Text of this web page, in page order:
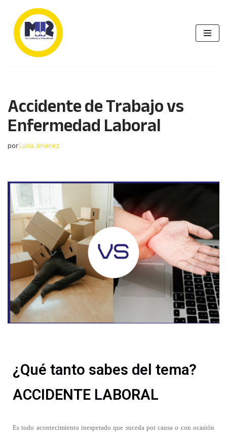
Saltar
contenido
Accidente de Trabajo vs
Enfermedad Laboral
porLucia Jiménez
¿Qué tanto sabes del tema?
ACCIDENTE LABORAL
Es todo acontecimiento inesperado que suceda por causa o con ocasión